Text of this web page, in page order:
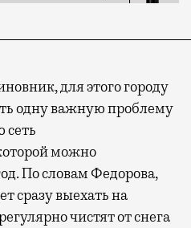
для этого городу
одну важную проблему
сеть
можно
По словам Федорова,
сразу выехать на
чистят от снега